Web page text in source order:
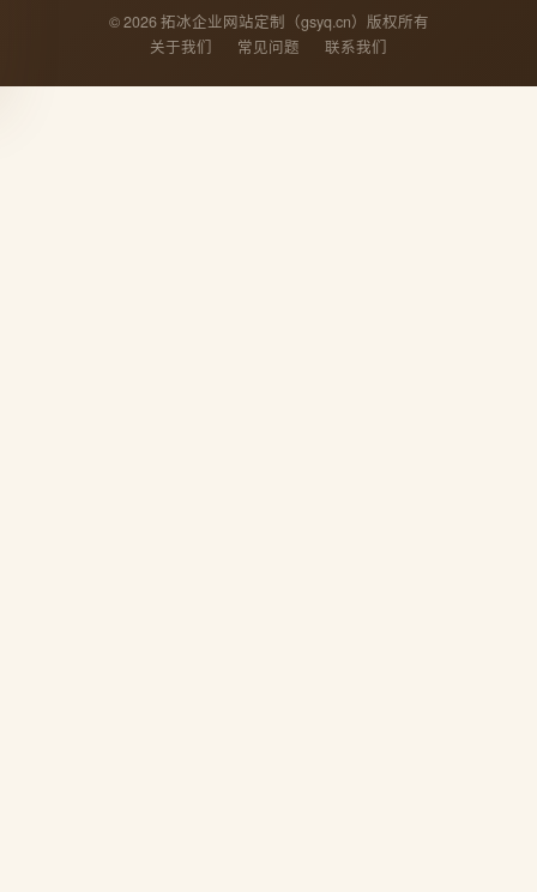
© 2026 拓冰企业网站定制（gsyq.cn）版权所有
关于我们
常见问题 联系我们